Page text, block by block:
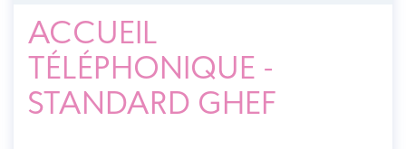
ACCUEIL
TÉLÉPHONIQUE -
STANDARD GHEF